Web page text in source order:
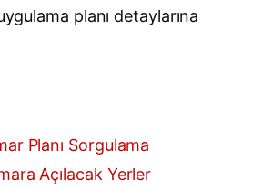
planı detaylarına
Planı Sorgulama
Açılacak Yerler